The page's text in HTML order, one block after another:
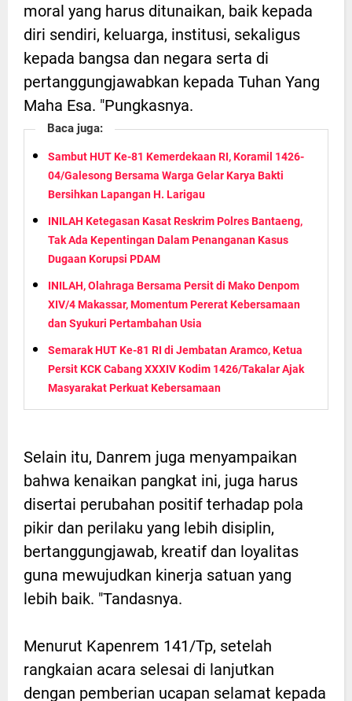
moral yang harus ditunaikan, baik kepada
diri sendiri, keluarga, institusi, sekaligus
kepada bangsa dan negara serta di
pertanggungjawabkan kepada Tuhan Yang
Maha Esa. "Pungkasnya.
Baca juga:
Sambut HUT Ke-81 Kemerdekaan RI, Koramil 1426-
04/Galesong Bersama Warga Gelar Karya Bakti
Bersihkan Lapangan H. Larigau
INILAH Ketegasan Kasat Reskrim Polres Bantaeng,
Tak Ada Kepentingan Dalam Penanganan Kasus
Dugaan Korupsi PDAM
INILAH, Olahraga Bersama Persit di Mako Denpom
XIV/4 Makassar, Momentum Pererat Kebersamaan
dan Syukuri Pertambahan Usia
Semarak HUT Ke-81 RI di Jembatan Aramco, Ketua
Persit KCK Cabang XXXIV Kodim 1426/Takalar Ajak
Masyarakat Perkuat Kebersamaan
Selain itu, Danrem juga menyampaikan
bahwa kenaikan pangkat ini, juga harus
disertai perubahan positif terhadap pola
pikir dan perilaku yang lebih disiplin,
bertanggungjawab, kreatif dan loyalitas
guna mewujudkan kinerja satuan yang
lebih baik. "Tandasnya.
Menurut Kapenrem 141/Tp, setelah
rangkaian acara selesai di lanjutkan
dengan pemberian ucapan selamat kepada